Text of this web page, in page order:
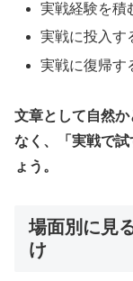
実戦経験を積
実戦に投入す
実戦に復帰す
文章として自然
なく、「実戦で
ょう。
場面別に見
け